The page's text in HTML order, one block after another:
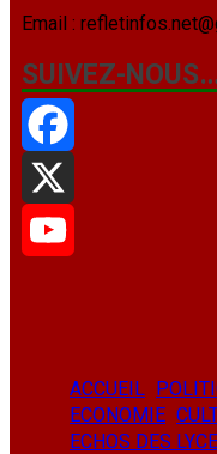
Email :
SUIVEZ-
Facebook
X
ACCUEIL
ECONOMIE
ECHOS DES